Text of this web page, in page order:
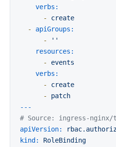
verbs:
-
create
-
apiGroups:
-
''
resources:
-
events
verbs:
-
create
-
patch
---
# Source: ingress-
apiVersion:
kind:
RoleBinding